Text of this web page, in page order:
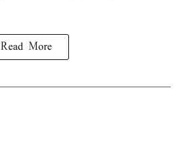
Read More